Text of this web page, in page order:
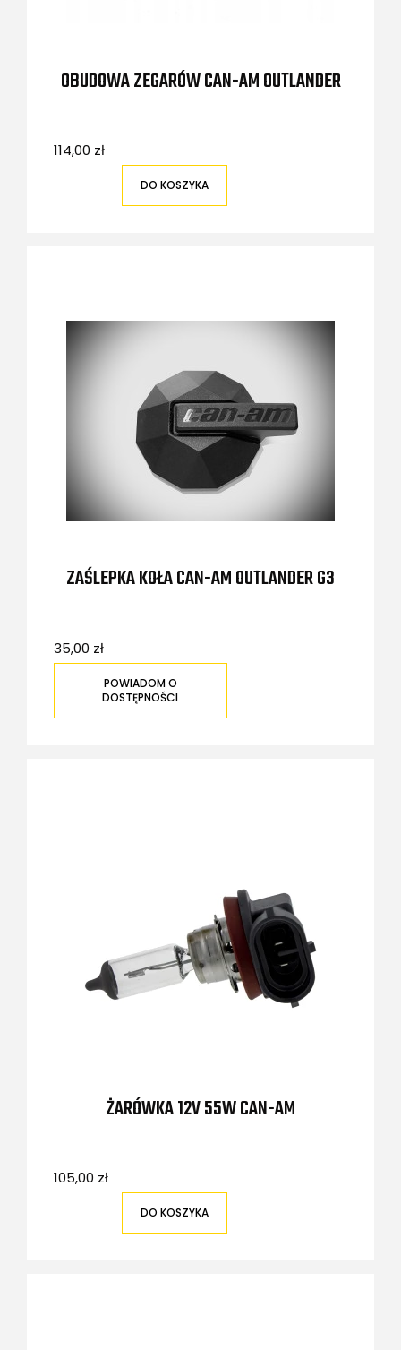
OBUDOWA ZEGARÓW CAN-AM OUTLANDER
114,00 zł
DO KOSZYKA
ZAŚLEPKA KOŁA CAN-AM OUTLANDER G3
35,00 zł
POWIADOM O
DOSTĘPNOŚCI
ŻARÓWKA 12V 55W CAN-AM
105,00 zł
DO KOSZYKA